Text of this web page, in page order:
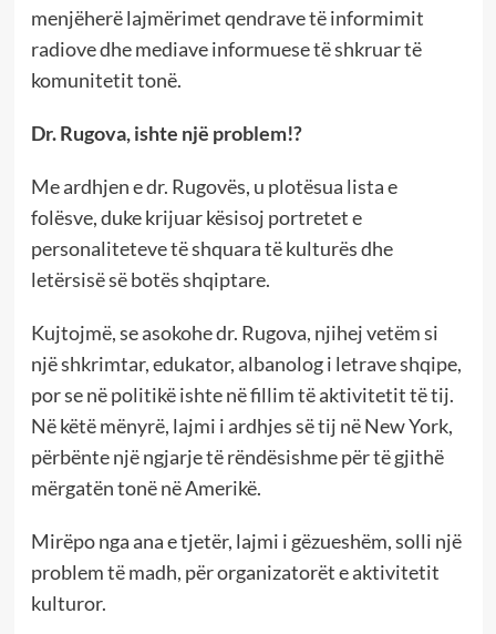
menjëherë lajmërimet qendrave të informimit
radiove dhe mediave informuese të shkruar të
komunitetit tonë.
Dr. Rugova, ishte një problem!?
Me ardhjen e dr. Rugovës, u plotësua lista e
folësve, duke krijuar kësisoj portretet e
personaliteteve të shquara të kulturës dhe
letërsisë së botës shqiptare.
Kujtojmë, se asokohe dr. Rugova, njihej vetëm si
një shkrimtar, edukator, albanolog i letrave shqipe,
por se në politikë ishte në fillim të aktivitetit të tij.
Në këtë mënyrë, lajmi i ardhjes së tij në New York,
përbënte një ngjarje të rëndësishme për të gjithë
mërgatën tonë në Amerikë.
Mirëpo nga ana e tjetër, lajmi i gëzueshëm, solli një
problem të madh, për organizatorët e aktivitetit
kulturor.